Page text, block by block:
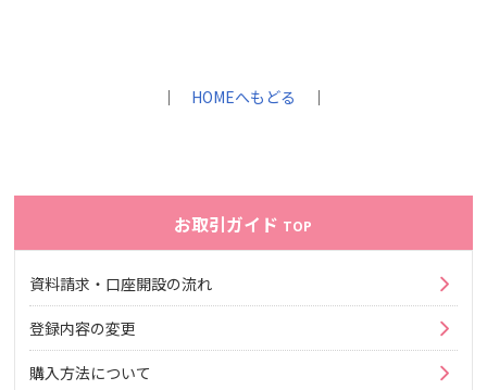
｜ HOMEへもどる ｜
お取引ガイド TOP
資料請求・口座開設の流れ
登録内容の変更
購入方法について